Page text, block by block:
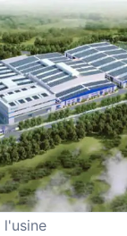
l'usine